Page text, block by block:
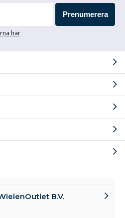
Prenumerera
här
B.V.